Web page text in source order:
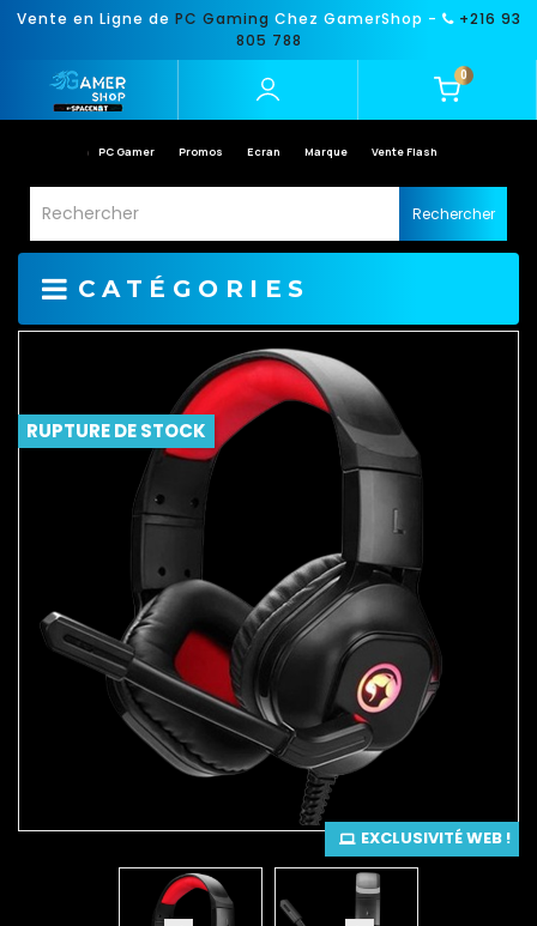
Vente en Ligne de PC Gaming Chez GamerShop -
+216 93
805 788
0
PC Gamer Promos Ecran Marque Vente Flash
Rechercher
CATÉGORIES
EXCLUSIVITÉ WEB !
RUPTURE DE STOCK